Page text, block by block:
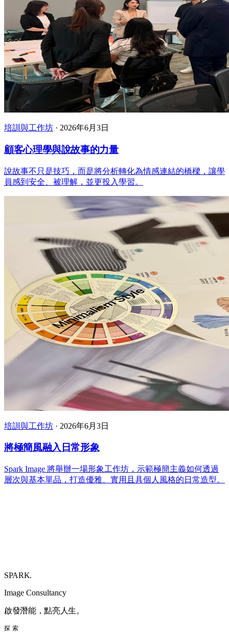
培訓與工作坊 · 2026年6月3日
顧客心理學與說故事的力量
說故事不只是技巧，而是將分析轉化為情感連結的橋樑，讓學
員感到安全、被理解，並更投入學習。
培訓與工作坊 · 2026年6月3日
將極簡風融入日常形象
Spark Image 將舉辦一場形象工作坊，示範極簡主義如何透過
層次與基本單品，打造優雅、實用且具個人風格的日常造型。
SPARK.
Image Consultancy
啟發潛能，點亮人生。
探索